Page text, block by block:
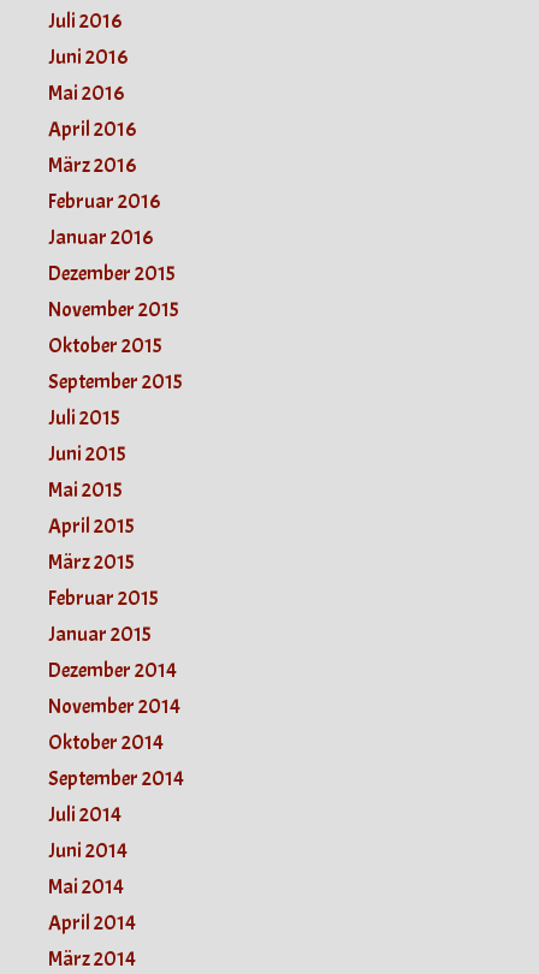
Juli 2016
Juni 2016
Mai 2016
April 2016
März 2016
Februar 2016
Januar 2016
Dezember 2015
November 2015
Oktober 2015
September 2015
Juli 2015
Juni 2015
Mai 2015
April 2015
März 2015
Februar 2015
Januar 2015
Dezember 2014
November 2014
Oktober 2014
September 2014
Juli 2014
Juni 2014
Mai 2014
April 2014
März 2014